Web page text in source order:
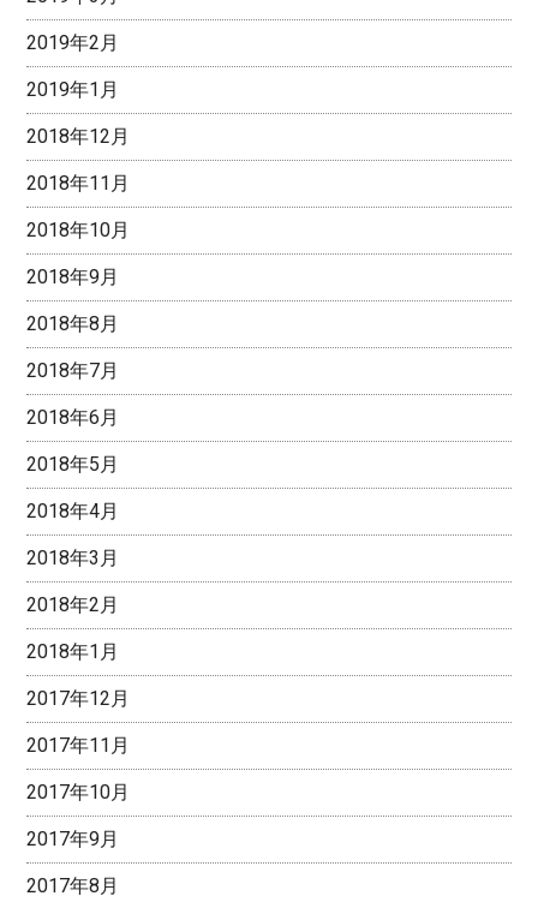
2019年2月
2019年1月
2018年12月
2018年11月
2018年10月
2018年9月
2018年8月
2018年7月
2018年6月
2018年5月
2018年4月
2018年3月
2018年2月
2018年1月
2017年12月
2017年11月
2017年10月
2017年9月
2017年8月